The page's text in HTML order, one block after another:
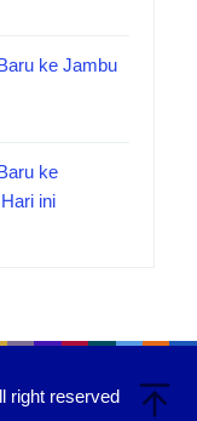
ke Jambu
ke
ini
right reserved